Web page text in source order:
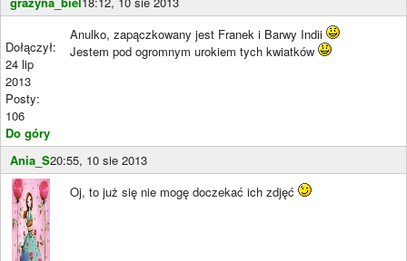
Dołączył:
24 lip
2013
Posty:
106
Do góry
Anulko, zapączkowany jest Franek i Barwy Indii
Jestem pod ogromnym urokiem tych kwiatków
Ania_S20:55, 10 sie 2013
Oj, to już się nie mogę doczekać ich zdjęć